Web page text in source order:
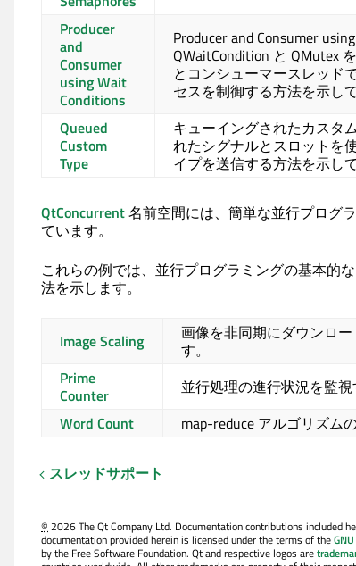
Producer
and
Consumer
using Wait
Conditions
Producer and Consumer
QWaitCondition と QMutex
とコンシューマースレッド
セスを制御する方法を示し
Queued
Custom
Type
キューイングされたカスタ
れたシグナルとスロットを
イプを送信する方法を示し
QtConcurrent名前空間には、簡単な並行プログ
ています。
これらの例では、並行プログラミングの基本的
法を示します。
Image Scaling
画像を非同期にダウンロ
す。
Prime
Counter
並行処理の進行状況を監視
Word Count
map-reduce アルゴリズム
スレッドサポート
©2026 The Qt Company Ltd. Documentation contributions included
documentation provided herein is licensed under the terms of the
by the Free Software Foundation. Qt and respective logos are